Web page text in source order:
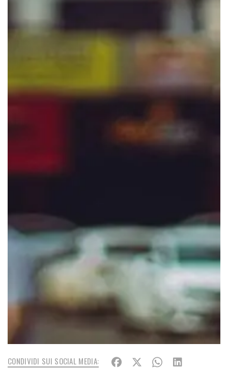
CONDIVIDI SUI SOCIAL MEDIA: